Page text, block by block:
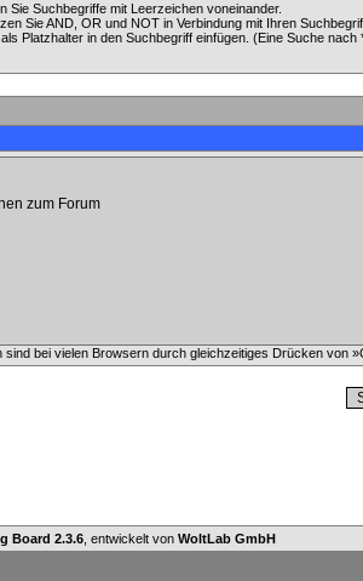
Sie Suchbegriffe mit Leerzeichen voneinander.
Sie AND, OR und NOT in Verbindung mit Ihren
Platzhalter in den Suchbegriff einfügen. (Eine Suche
bei vielen Browsern durch gleichzeitiges Drücken von
Board 2.3.6 , entwickelt von WoltLab GmbH